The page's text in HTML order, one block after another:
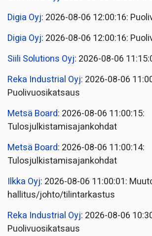
Digia Oyj: 2026-08-06 12:00:16:
Digia Oyj: 2026-08-06 12:00:16:
Siili Solutions Oyj: 2026-08-06
Reka Industrial Oyj: 2026-08-06
Puolivuosikatsaus
Metsä Board: 2026-08-06 11:00:15:
Tulosjulkistamisajankohdat
Metsä Board: 2026-08-06 11:00:14:
Tulosjulkistamisajankohdat
Ilkka Oyj: 2026-08-06 11:00:01:
hallitus/johto/tilintarkastus
Reka Industrial Oyj: 2026-08-06
Puolivuosikatsaus